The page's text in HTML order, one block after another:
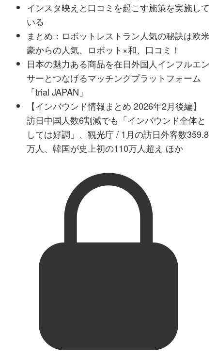
インスタ映えと口コミを起こす施策を実施して
いる
まとめ：ロボットレストラン人気の秘訣は欧米
豪からの人気、ロボット×和、口コミ！
日本の魅力ある商品を在日外国人インフルエン
サーとつなげるマッチングプラットフォーム
「trial JAPAN」
【インバウンド情報まとめ 2026年2月後編】
訪日中国人数6割減でも「インバウンド全体と
しては好調」、観光庁 / 1月の訪日外客数359.8
万人、韓国が史上初の110万人超え ほか